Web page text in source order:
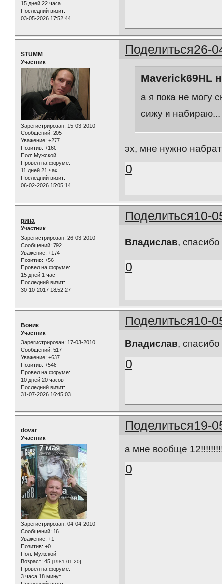
15 дней 22 часа
Последний визит:
03-05-2026 17:52:44
Поделиться26-
STUMM
Участник
Зарегистрирован: 15-03-2010
Сообщений: 205
Уважение: +277
Позитив: +160
Пол: Мужской
Провел на форуме:
11 дней 21 час
Последний визит:
06-02-2026 15:05:14
Maverick69HL
а я пока не могу
сижу и набираю...
эх, мне нужно
0
Поделиться10-
рина
Участник
Зарегистрирован: 26-03-2010
Сообщений: 792
Уважение: +174
Позитив: +56
Провел на форуме:
15 дней 1 час
Последний визит:
30-10-2017 18:52:27
Владислав,
0
Поделиться10-
Вовик
Участник
Зарегистрирован: 17-03-2010
Сообщений: 517
Уважение: +637
Позитив: +548
Провел на форуме:
10 дней 20 часов
Последний визит:
31-07-2026 16:45:03
Владислав,
0
Поделиться19-
dovar
Участник
Зарегистрирован: 04-04-2010
Сообщений: 16
Уважение: +1
Позитив: +0
Пол: Мужской
Возраст: 45 [1981-01-20]
Провел на форуме:
3 часа 18 минут
а мне вообще
0